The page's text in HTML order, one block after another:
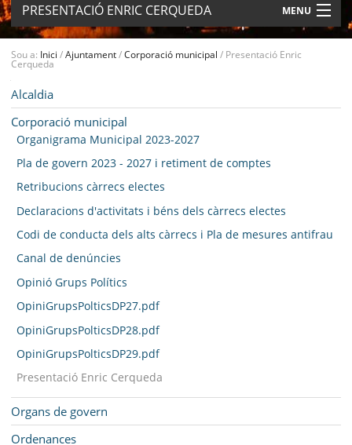
PRESENTACIÓ ENRIC CERQUEDA MENU
SEU ELECTRÒNICA
BELL-LLOC SOLUCIONA
Sou a: Inici /Ajuntament/Corporació municipal / Presentació Enric
Cerqueda
Alcaldia
Corporació municipal
Organigrama Municipal 2023-2027
Pla de govern 2023 - 2027 i retiment de comptes
Retribucions càrrecs electes
Declaracions d'activitats i béns dels càrrecs electes
Codi de conducta dels alts càrrecs i Pla de mesures antifrau
Canal de denúncies
Opinió Grups Polítics
OpiniGrupsPolticsDP27.pdf
OpiniGrupsPolticsDP28.pdf
OpiniGrupsPolticsDP29.pdf
Presentació Enric Cerqueda
Organs de govern
Ordenances